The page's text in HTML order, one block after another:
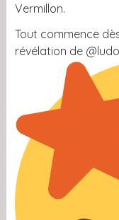
Vermillon.
Tout commence
révélation de